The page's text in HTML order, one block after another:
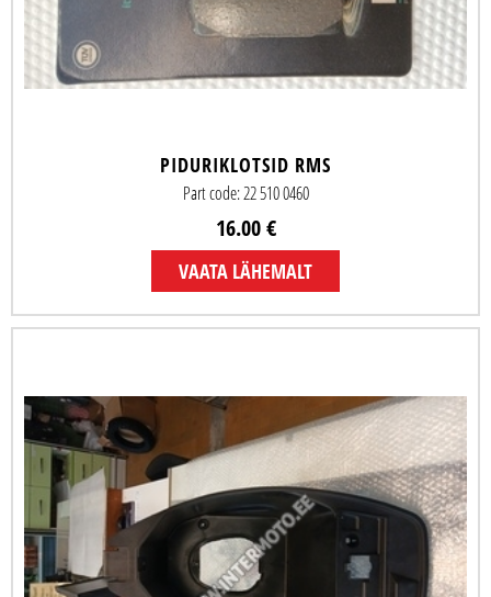
PIDURIKLOTSID RMS
Part code: 22 510 0460
16.00 €
VAATA LÄHEMALT